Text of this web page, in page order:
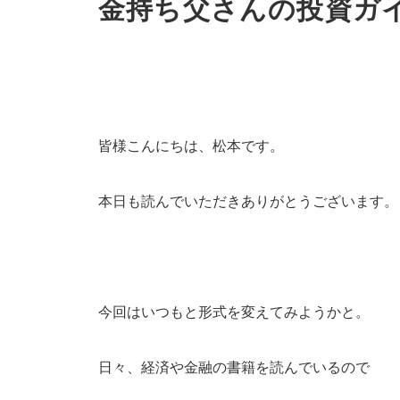
金持ち父さんの投資ガ
皆様こんにちは、松本です。
本日も読んでいただきありがとうございます。
今回はいつもと形式を変えてみようかと。
日々、経済や金融の書籍を読んでいるので